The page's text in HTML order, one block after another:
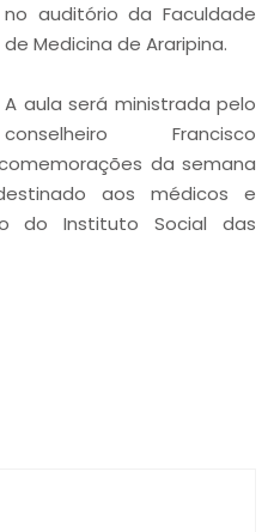
no auditório da Faculdade
de Medicina de Araripina.
A aula será ministrada pelo
conselheiro Francisco
da semana
aos médicos e
do Instituto Social das